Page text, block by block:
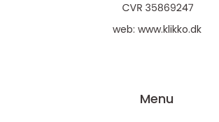
web: www.klikko.dk
Menu